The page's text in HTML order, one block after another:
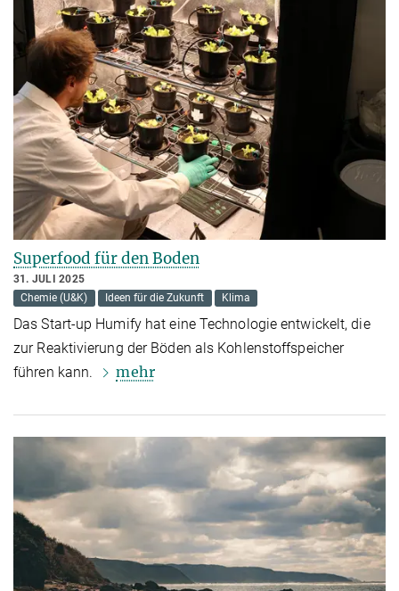
Superfood für den Boden
31. JULI 2025
Chemie (U&K)
Ideen für die Zukunft Klima
Das Start-up Humify hat eine Technologie entwickelt, die
zur Reaktivierung der Böden als Kohlenstoffspeicher
führen kann.
mehr